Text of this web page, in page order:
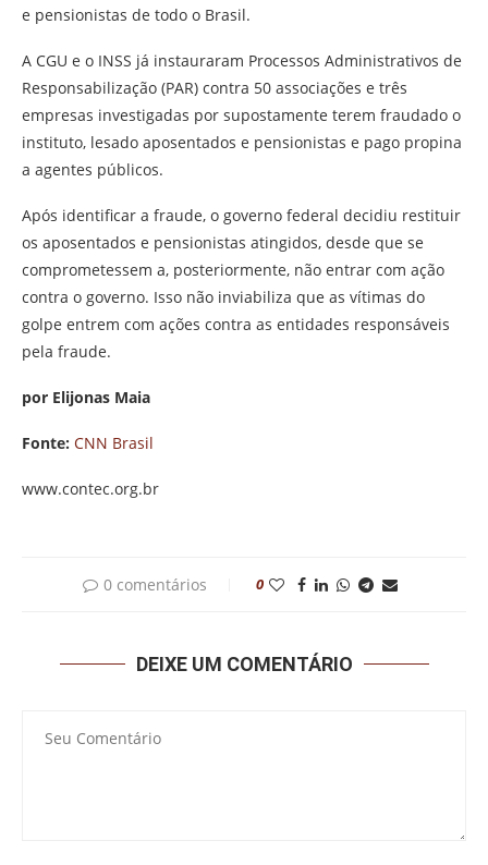
e pensionistas de todo o Brasil.
A CGU e o INSS já instauraram Processos Administrativos de
Responsabilização (PAR) contra 50 associações e três
empresas investigadas por supostamente terem fraudado o
instituto, lesado aposentados e pensionistas e pago propina
a agentes públicos.
Após identificar a fraude, o governo federal decidiu restituir
os aposentados e pensionistas atingidos, desde que se
comprometessem a, posteriormente, não entrar com ação
contra o governo. Isso não inviabiliza que as vítimas do
golpe entrem com ações contra as entidades responsáveis
pela fraude.
por Elijonas Maia
Fonte: CNN Brasil
www.contec.org.br
0 comentários 0
DEIXE UM COMENTÁRIO